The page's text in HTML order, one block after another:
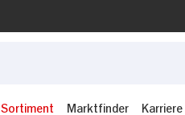
Sortiment Marktfinder Karriere